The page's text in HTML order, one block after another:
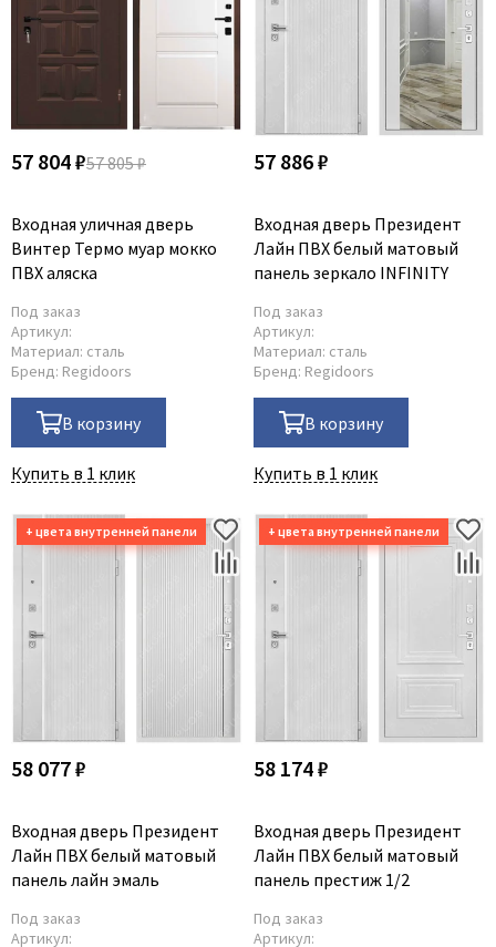
57 804 ₽57 805 ₽
Входная уличная дверь
Винтер Термо муар мокко
ПВХ аляска
Под заказ
Артикул:
Материал: сталь
Бренд: Regidoors
В корзину
Купить в 1 клик
57 886 ₽
Входная дверь Президент
Лайн ПВХ белый матовый
панель зеркало INFINITY
Под заказ
Артикул:
Материал: сталь
Бренд: Regidoors
В корзину
Купить в 1 клик
58 077 ₽
Входная дверь Президент
Лайн ПВХ белый матовый
панель лайн эмаль
Под заказ
Артикул:
58 174 ₽
Входная дверь Президент
Лайн ПВХ белый матовый
панель престиж 1/2
Под заказ
Артикул: